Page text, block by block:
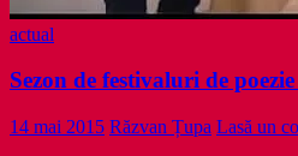
actual
Sezon de festivaluri de
14 mai 2015 Răzvan Țupa Lasă un